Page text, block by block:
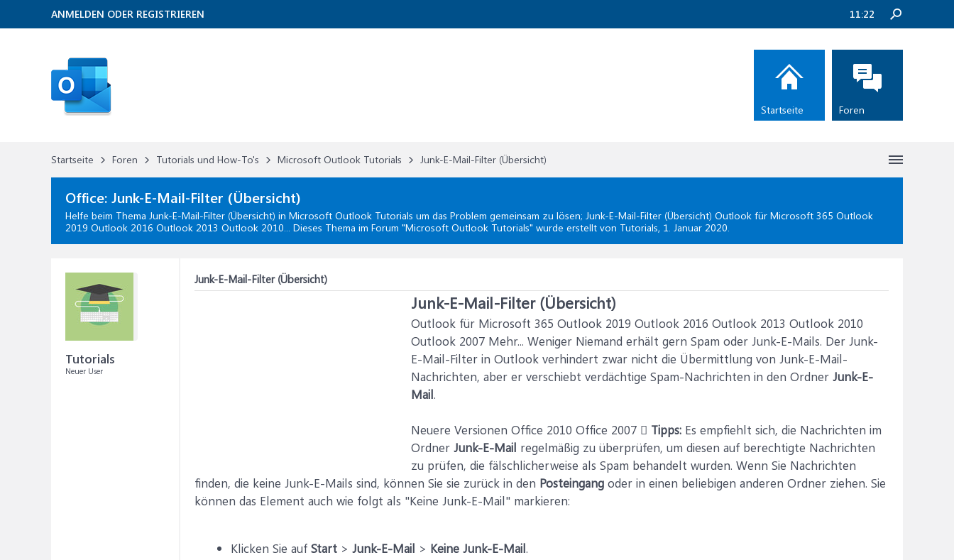
Startseite Foren Tutorials und How-To's Microsoft Outlook Tutorials Junk-E-Mail-Filter (Übersicht)
Office: Junk-E-Mail-Filter (Übersicht)
Helfe beim Thema Junk-E-Mail-Filter (Übersicht) in Microsoft Outlook Tutorials um das Problem gemeinsam zu lösen; Junk-E-Mail-Filter (Übersicht) Outlook für Microsoft 365 Outlook
2019 Outlook 2016 Outlook 2013 Outlook 2010... Dieses Thema im Forum "Microsoft Outlook Tutorials" wurde erstellt von Tutorials, 1. Januar 2020.
Tutorials
Neuer User
Junk-E-Mail-Filter (Übersicht)
Junk-E-Mail-Filter (Übersicht)
Outlook für Microsoft 365 Outlook 2019 Outlook 2016 Outlook 2013 Outlook 2010
Outlook 2007 Mehr... Weniger Niemand erhält gern Spam oder Junk-E-Mails. Der Junk-
E-Mail-Filter in Outlook verhindert zwar nicht die Übermittlung von Junk-E-Mail-
Nachrichten, aber er verschiebt verdächtige Spam-Nachrichten in den Ordner Junk-E-
Mail.
Neuere Versionen Office 2010 Office 2007  Tipps: Es empfiehlt sich, die Nachrichten im
Ordner Junk-E-Mail regelmäßig zu überprüfen, um diesen auf berechtigte Nachrichten
zu prüfen, die fälschlicherweise als Spam behandelt wurden. Wenn Sie Nachrichten
finden, die keine Junk-E-Mails sind, können Sie sie zurück in den Posteingang oder in einen beliebigen anderen Ordner ziehen. Sie
können das Element auch wie folgt als "Keine Junk-E-Mail" markieren:
Klicken Sie auf Start > Junk-E-Mail > Keine Junk-E-Mail.
ANMELDEN ODER REGISTRIEREN 11:22
Startseite Foren